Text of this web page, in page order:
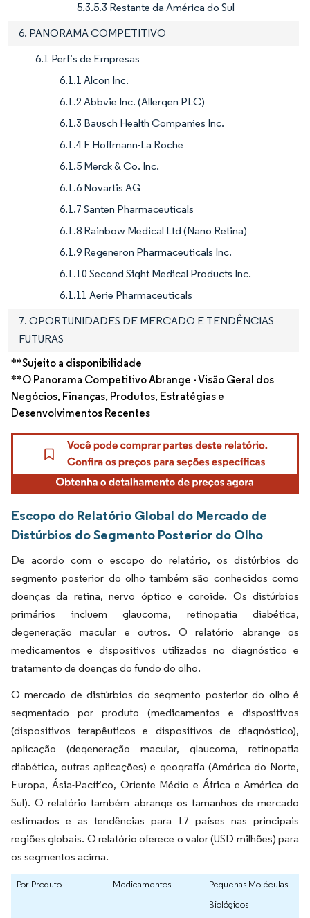
5.3.5.3 Restante da América do Sul
6. PANORAMA COMPETITIVO
6.1 Perfis de Empresas
6.1.1 Alcon Inc.
6.1.2 Abbvie Inc. (Allergen PLC)
6.1.3 Bausch Health Companies Inc.
6.1.4 F Hoffmann-La Roche
6.1.5 Merck & Co. Inc.
6.1.6 Novartis AG
6.1.7 Santen Pharmaceuticals
6.1.8 Rainbow Medical Ltd (Nano Retina)
6.1.9 Regeneron Pharmaceuticals Inc.
6.1.10 Second Sight Medical Products Inc.
6.1.11 Aerie Pharmaceuticals
7. OPORTUNIDADES DE MERCADO E TENDÊNCIAS
FUTURAS
**Sujeito a disponibilidade
**O Panorama Competitivo Abrange - Visão Geral dos
Negócios, Finanças, Produtos, Estratégias e
Desenvolvimentos Recentes
Escopo do Relatório Global do Mercado de
Distúrbios do Segmento Posterior do Olho
De acordo com o escopo do relatório, os distúrbios do
segmento posterior do olho também são conhecidos como
doenças da retina, nervo óptico e coroide. Os distúrbios
primários incluem glaucoma, retinopatia diabética,
degeneração macular e outros. O relatório abrange os
medicamentos e dispositivos utilizados no diagnóstico e
tratamento de doenças do fundo do olho.
O mercado de distúrbios do segmento posterior do olho é
segmentado por produto (medicamentos e dispositivos
(dispositivos terapêuticos e dispositivos de diagnóstico),
aplicação (degeneração macular, glaucoma, retinopatia
diabética, outras aplicações) e geografia (América do Norte,
Europa, Ásia-Pacífico, Oriente Médio e África e América do
Sul). O relatório também abrange os tamanhos de mercado
estimados e as tendências para 17 países nas principais
regiões globais. O relatório oferece o valor (USD milhões) para
os segmentos acima.
Por Produto Medicamentos
Pequenas Moléculas
Biológicos